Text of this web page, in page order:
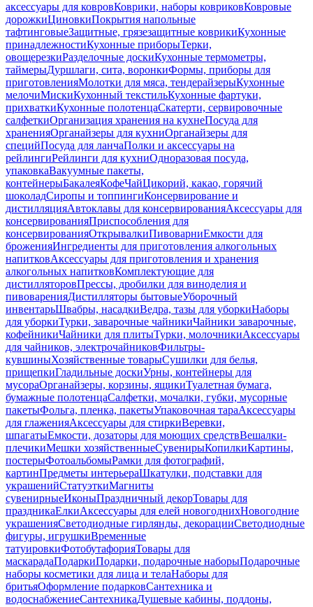
аксессуары для ковровКоврики, наборы ковриковКовровые
дорожкиЦиновкиПокрытия напольные
тафтинговыеЗащитные, грязезащитные коврикиКухонные
принадлежностиКухонные приборыТерки,
овощерезкиРазделочные доскиКухонные термометры,
таймерыДуршлаги, сита, воронкиФормы, приборы для
приготовленияМолотки для мяса, тендерайзерыКухонные
мелочиМискиКухонный текстильКухонные фартуки,
прихваткиКухонные полотенцаСкатерти, сервировочные
салфеткиОрганизация хранения на кухнеПосуда для
храненияОрганайзеры для кухниОрганайзеры для
специйПосуда для ланчаПолки и аксессуары на
рейлингиРейлинги для кухниОдноразовая посуда,
упаковкаВакуумные пакеты,
контейнерыБакалеяКофеЧайЦикорий, какао, горячий
шоколадСиропы и топпингиКонсервирование и
дистилляцияАвтоклавы для консервированияАксессуары для
консервированияПриспособления для
консервированияОткрывалкиПивоварниЕмкости для
броженияИнгредиенты для приготовления алкогольных
напитковАксессуары для приготовления и хранения
алкогольных напитковКомплектующие для
дистилляторовПрессы, дробилки для виноделия и
пивоваренияДистилляторы бытовыеУборочный
инвентарьШвабры, насадкиВедра, тазы для уборкиНаборы
для уборкиТурки, заварочные чайникиЧайники заварочные,
кофейникиЧайники для плитыТурки, молочникиАксессуары
для чайников, электрочайниковФильтры-
кувшиныХозяйственные товарыСушилки для белья,
прищепкиГладильные доскиУрны, контейнеры для
мусораОрганайзеры, корзины, ящикиТуалетная бумага,
бумажные полотенцаСалфетки, мочалки, губки, мусорные
пакетыФольга, пленка, пакетыУпаковочная тараАксессуары
для глаженияАксессуары для стиркиВеревки,
шпагатыЕмкости, дозаторы для моющих средствВешалки-
плечикиМешки хозяйственныеСувенирыКопилкиКартины,
постерыФотоальбомыРамки для фотографий,
картинПредметы интерьераШкатулки, подставки для
украшенийСтатуэткиМагниты
сувенирныеИконыПраздничный декорТовары для
праздникаЕлкиАксессуары для елей новогоднихНовогодние
украшенияСветодиодные гирлянды, декорацииСветодиодные
фигуры, игрушкиВременные
татуировкиФотобутафорияТовары для
маскарадаПодаркиПодарки, подарочные наборыПодарочные
наборы косметики для лица и телаНаборы для
бритьяОформление подарковСантехника и
водоснабжениеСантехникаДушевые кабины, поддоны,